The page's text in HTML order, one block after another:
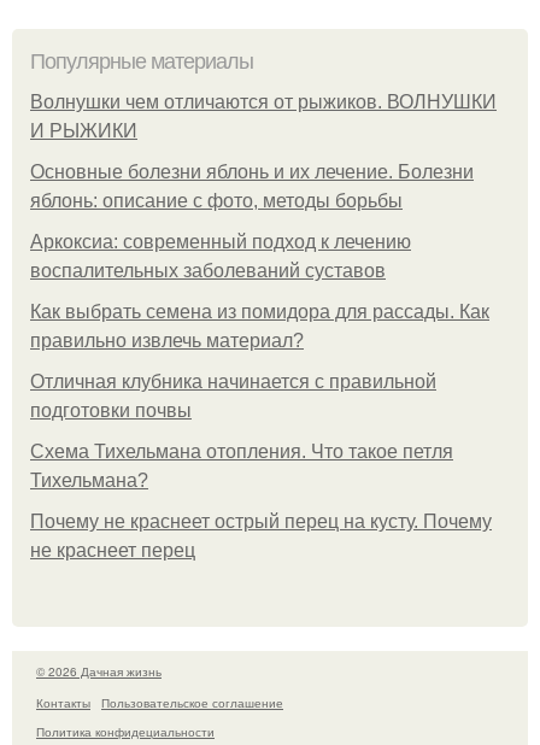
Популярные материалы
Волнушки чем отличаются от рыжиков. ВОЛНУШКИ
И РЫЖИКИ
Основные болезни яблонь и их лечение. Болезни
яблонь: описание с фото, методы борьбы
Аркоксиа: современный подход к лечению
воспалительных заболеваний суставов
Как выбрать семена из помидора для рассады. Как
правильно извлечь материал?
Отличная клубника начинается с правильной
подготовки почвы
Схема Тихельмана отопления. Что такое петля
Тихельмана?
Почему не краснеет острый перец на кусту. Почему
не краснеет перец
© 2026 Дачная жизнь
Контакты
Пользовательское соглашение
Политика конфидециальности